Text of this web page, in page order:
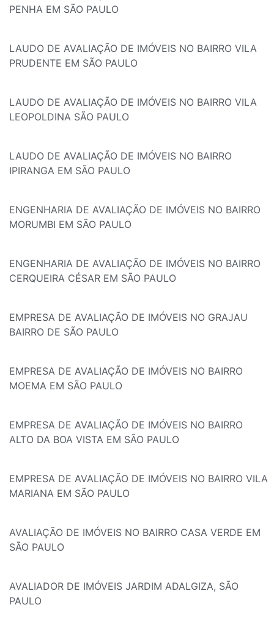
PENHA EM SÃO PAULO
LAUDO DE AVALIAÇÃO DE IMÓVEIS NO BAIRRO VILA
PRUDENTE EM SÃO PAULO
LAUDO DE AVALIAÇÃO DE IMÓVEIS NO BAIRRO VILA
LEOPOLDINA SÃO PAULO
LAUDO DE AVALIAÇÃO DE IMÓVEIS NO BAIRRO
IPIRANGA EM SÃO PAULO
ENGENHARIA DE AVALIAÇÃO DE IMÓVEIS NO BAIRRO
MORUMBI EM SÃO PAULO
ENGENHARIA DE AVALIAÇÃO DE IMÓVEIS NO BAIRRO
CERQUEIRA CÉSAR EM SÃO PAULO
EMPRESA DE AVALIAÇÃO DE IMÓVEIS NO GRAJAU
BAIRRO DE SÃO PAULO
EMPRESA DE AVALIAÇÃO DE IMÓVEIS NO BAIRRO
MOEMA EM SÃO PAULO
EMPRESA DE AVALIAÇÃO DE IMÓVEIS NO BAIRRO
ALTO DA BOA VISTA EM SÃO PAULO
EMPRESA DE AVALIAÇÃO DE IMÓVEIS NO BAIRRO VILA
MARIANA EM SÃO PAULO
AVALIAÇÃO DE IMÓVEIS NO BAIRRO CASA VERDE EM
SÃO PAULO
AVALIADOR DE IMÓVEIS JARDIM ADALGIZA, SÃO
PAULO